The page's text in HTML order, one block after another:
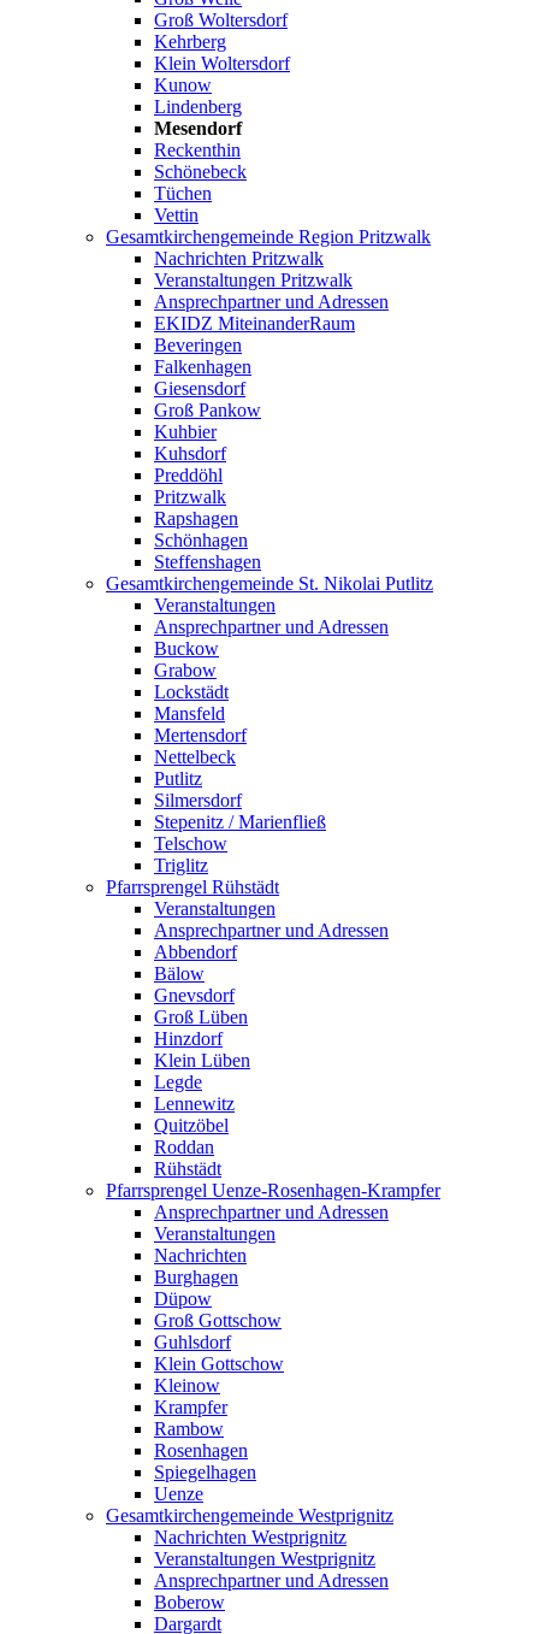
Groß Woltersdorf
Kehrberg
Klein Woltersdorf
Kunow
Lindenberg
Mesendorf
Reckenthin
Schönebeck
Tüchen
Vettin
Gesamtkirchengemeinde Region Pritzwalk
Nachrichten Pritzwalk
Veranstaltungen Pritzwalk
Ansprechpartner und Adressen
EKIDZ MiteinanderRaum
Beveringen
Falkenhagen
Giesensdorf
Groß Pankow
Kuhbier
Kuhsdorf
Preddöhl
Pritzwalk
Rapshagen
Schönhagen
Steffenshagen
Gesamtkirchengemeinde St. Nikolai Putlitz
Veranstaltungen
Ansprechpartner und Adressen
Buckow
Grabow
Lockstädt
Mansfeld
Mertensdorf
Nettelbeck
Putlitz
Silmersdorf
Stepenitz / Marienfließ
Telschow
Triglitz
Pfarrsprengel Rühstädt
Veranstaltungen
Ansprechpartner und Adressen
Abbendorf
Bälow
Gnevsdorf
Groß Lüben
Hinzdorf
Klein Lüben
Legde
Lennewitz
Quitzöbel
Roddan
Rühstädt
Pfarrsprengel Uenze-Rosenhagen-Krampfer
Ansprechpartner und Adressen
Veranstaltungen
Nachrichten
Burghagen
Düpow
Groß Gottschow
Guhlsdorf
Klein Gottschow
Kleinow
Krampfer
Rambow
Rosenhagen
Spiegelhagen
Uenze
Gesamtkirchengemeinde Westprignitz
Nachrichten Westprignitz
Veranstaltungen Westprignitz
Ansprechpartner und Adressen
Boberow
Dargardt